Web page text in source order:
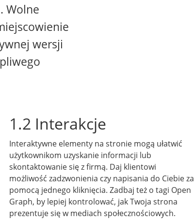
Wolne
wersji
1.2 Interakcje
Interaktywne elementy na stronie mogą ułatwić
użytkownikom uzyskanie informacji lub
skontaktowanie się z firmą. Daj klientowi
możliwość zadzwonienia czy napisania do Ciebie za
pomocą jednego kliknięcia. Zadbaj też o tagi Open
Graph, by lepiej kontrolować, jak Twoja strona
prezentuje się w mediach społecznościowych.